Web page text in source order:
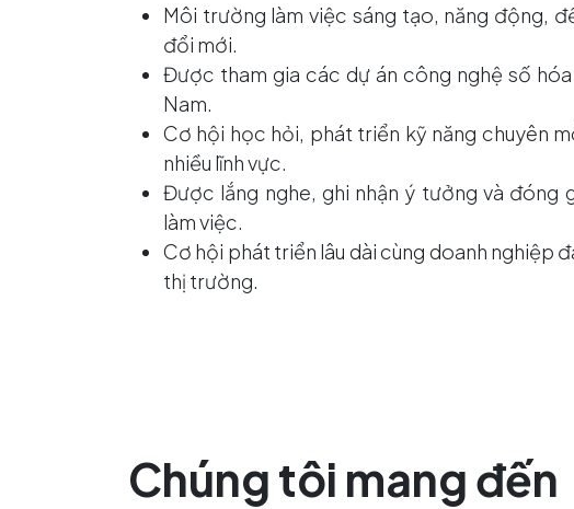
Môi trường làm việc sáng tạo, năng động,
đổi mới.
Được tham gia các dự án công nghệ số
Nam.
Cơ hội học hỏi, phát triển kỹ năng chuyên
nhiều lĩnh vực.
Được lắng nghe, ghi nhận ý tưởng và đóng
làm việc.
Cơ hội phát triển lâu dài cùng doanh nghiệp
thị trường.
Chúng tôi mang đến